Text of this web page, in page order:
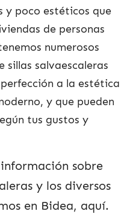
y poco estéticos que
de personas
numerosos
sillas salvaescaleras
a la estética
y que pueden
tus gustos y
sobre
y los diversos
en Bidea, aquí.